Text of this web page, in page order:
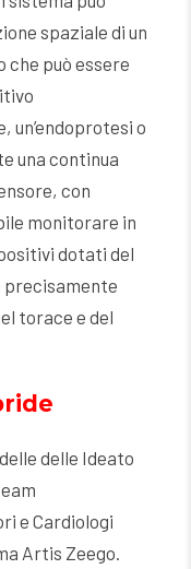
spaziale di un
può essere
un’endoprotesi o
una continua
con
monitorare in
dotati del
precisamente
torace e del
delle Ideato
e Cardiologi
Artis Zeego.